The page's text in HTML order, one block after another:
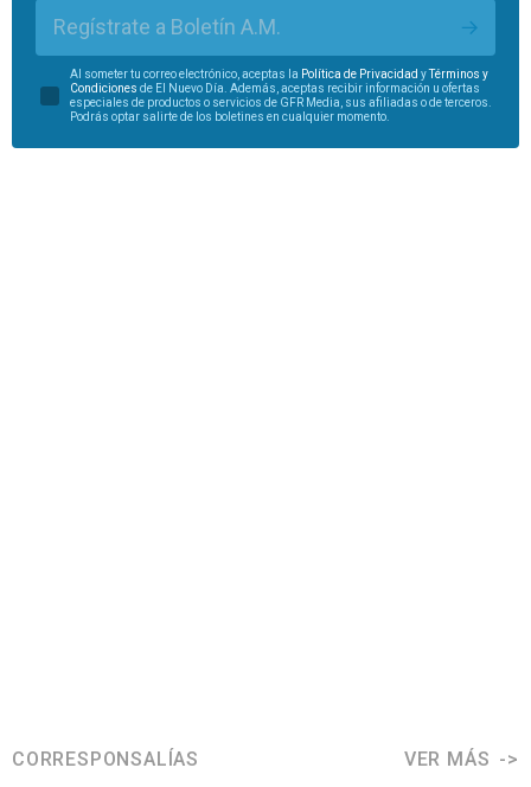
Regístrate a Boletín A.M.
Al someter tu correo electrónico, aceptas la Política de Privacidad yTérminos y
Condiciones de El Nuevo Día. Además, aceptas recibir información u ofertas
especiales de productos o servicios de GFR Media, sus afiliadas o de terceros.
Podrás optar salirte de los boletines en cualquier momento.
CORRESPONSALÍAS VER MÁS